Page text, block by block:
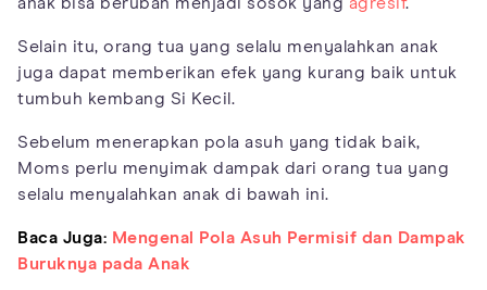
anak bisa berubah menjadi sosok yang agresif.
Selain itu, orang tua yang selalu menyalahkan anak
juga dapat memberikan efek yang kurang baik untuk
tumbuh kembang Si Kecil.
Sebelum menerapkan pola asuh yang tidak baik,
Moms perlu menyimak dampak dari orang tua yang
selalu menyalahkan anak di bawah ini.
Baca Juga: Mengenal Pola Asuh Permisif dan Dampak
Buruknya pada Anak